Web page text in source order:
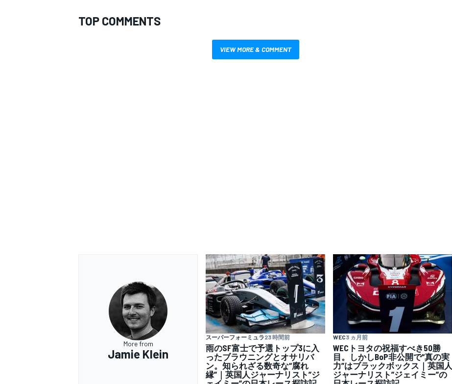
TOP COMMENTS
VIEW MORE & COMMENT
More from
Jamie Klein
スーパーフォーミュラ23 時間前
雨のSF富士で予選トップ3に入
ったブラウニングとオサリバ
ン。知られざる数奇な“腐れ
縁”｜英国人ジャーナリスト”ジ
WEC3 ヵ月前
WECトヨタの祝福すべき50勝
目。しかしBoP非公開で“真の実
力”はブラックボックス｜英国人
ジャーナリスト”ジェイミー”の